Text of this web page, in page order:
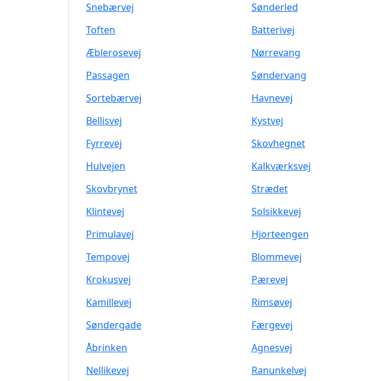
Snebærvej
Sønderled
Toften
Batterivej
Æblerosevej
Nørrevang
Passagen
Søndervang
Sortebærvej
Havnevej
Bellisvej
Kystvej
Fyrrevej
Skovhegnet
Hulvejen
Kalkværksvej
Skovbrynet
Strædet
Klintevej
Solsikkevej
Primulavej
Hjorteengen
Tempovej
Blommevej
Krokusvej
Pærevej
Kamillevej
Rimsøvej
Søndergade
Færgevej
Åbrinken
Agnesvej
Nellikevej
Ranunkelvej